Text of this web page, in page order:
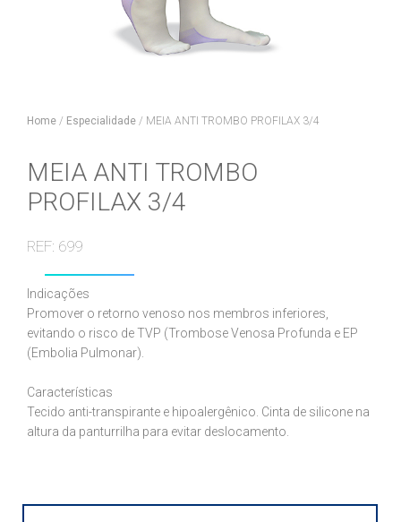
Home / Especialidade / MEIA ANTI TROMBO PROFILAX 3/4
MEIA ANTI TROMBO
PROFILAX 3/4
REF: 699
Indicações
Promover o retorno venoso nos membros inferiores,
evitando o risco de TVP (Trombose Venosa Profunda e EP
(Embolia Pulmonar).
Características
Tecido anti-transpirante e hipoalergênico. Cinta de silicone na
altura da panturrilha para evitar deslocamento.